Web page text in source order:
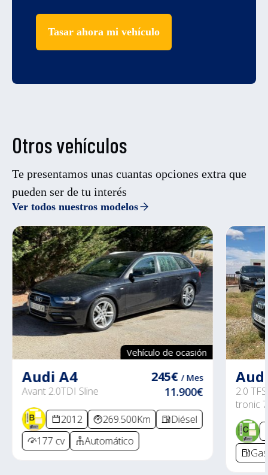
Tasar ahora mi vehículo
Otros vehículos
Te presentamos unas cuantas opciones extra que
pueden ser de tu interés
Ver todos nuestros modelos
Vehículo de ocasión
Audi A4
Avant 2.0TDI Sline
245€/ Mes
11.900€
2012 269.500Km
Diésel
177 cv
Automático
2.0
tronic